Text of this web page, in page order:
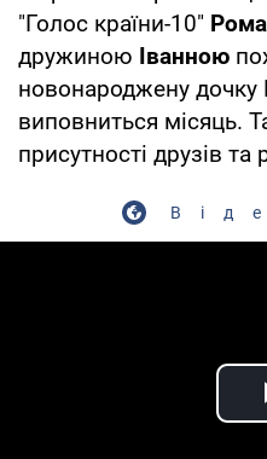
"Голос країни-10"
дружиною Іванною
новонароджену дочку
виповниться місяць.
присутності друзів